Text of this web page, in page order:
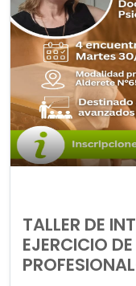
TALLER DE
EJERCICIO